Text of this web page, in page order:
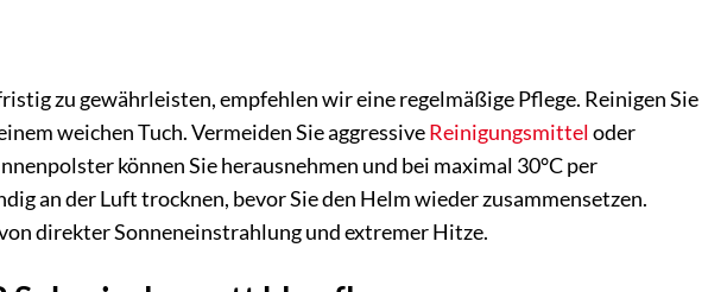
zu gewährleisten, empfehlen wir eine regelmäßige Pflege. Reinigen Sie
weichen Tuch. Vermeiden Sie aggressiveReinigungsmitteloder
können Sie herausnehmen und bei maximal 30°C per
an der Luft trocknen, bevor Sie den Helm wieder zusammensetzen.
direkter Sonneneinstrahlung und extremer Hitze.